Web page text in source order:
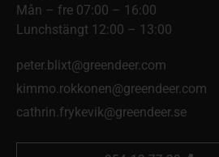
Mån – fre 07:00 – 16:00
Lunchstängt 12:00 – 13:00
peter.blixt@greendeer.com
kimmo.rokkonen@greendeer.com
cathrin.frykevik@greendeer.se